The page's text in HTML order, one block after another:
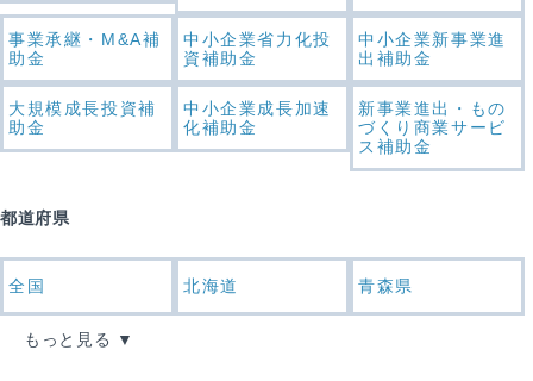
事業承継・M&A補
助金
中小企業省力化投
資補助金
中小企業新事業進
出補助金
大規模成長投資補
助金
中小企業成長加速
化補助金
新事業進出・もの
づくり商業サービ
ス補助金
都道府県
全国 北海道 青森県
もっと見る